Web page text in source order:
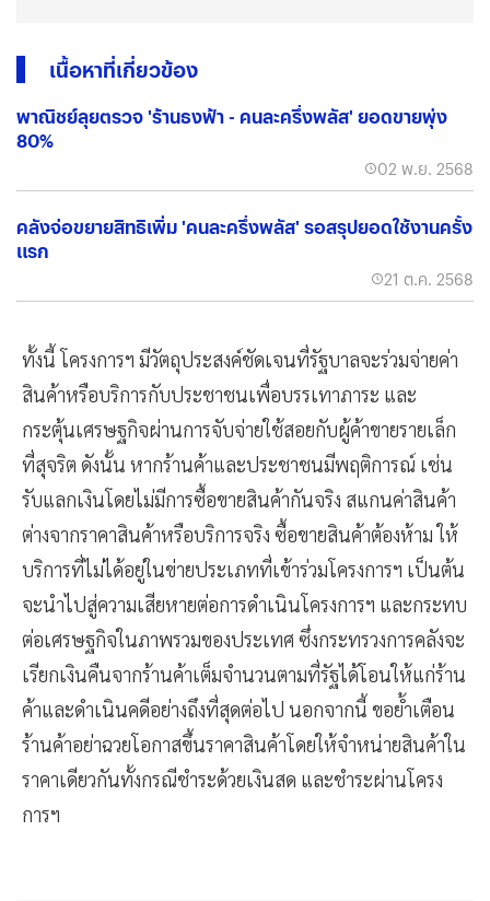
เนื้อหาที่เกี่ยวข้อง
พาณิชย์ลุยตรวจ 'ร้านธงฟ้า - คนละครึ่งพลัส' ยอดขายพุ่ง
80%
02 พ.ย. 2568
คลังจ่อขยายสิทธิเพิ่ม 'คนละครึ่งพลัส' รอสรุปยอดใช้งานครั้ง
แรก
21 ต.ค. 2568
ทั้งนี้ โครงการฯ มีวัตถุประสงค์ชัดเจนที่รัฐบาลจะร่วมจ่ายค่า
สินค้าหรือบริการกับประชาชนเพื่อบรรเทาภาระ และ
กระตุ้นเศรษฐกิจผ่านการจับจ่ายใช้สอยกับผู้ค้าขายรายเล็ก
ที่สุจริต ดังนั้น หากร้านค้าและประชาชนมีพฤติการณ์ เช่น
รับแลกเงินโดยไม่มีการซื้อขายสินค้ากันจริง สแกนค่าสินค้า
ต่างจากราคาสินค้าหรือบริการจริง ซื้อขายสินค้าต้องห้าม ให้
บริการที่ไม่ได้อยู่ในข่ายประเภทที่เข้าร่วมโครงการฯ เป็นต้น
จะนำไปสู่ความเสียหายต่อการดำเนินโครงการฯ และกระทบ
ต่อเศรษฐกิจในภาพรวมของประเทศ ซึ่งกระทรวงการคลังจะ
เรียกเงินคืนจากร้านค้าเต็มจำนวนตามที่รัฐได้โอนให้แก่ร้าน
ค้าและดำเนินคดีอย่างถึงที่สุดต่อไป นอกจากนี้ ขอย้ำเตือน
ร้านค้าอย่าฉวยโอกาสขึ้นราคาสินค้าโดยให้จำหน่ายสินค้าใน
ราคาเดียวกันทั้งกรณีชำระด้วยเงินสด และชำระผ่านโครง
การฯ